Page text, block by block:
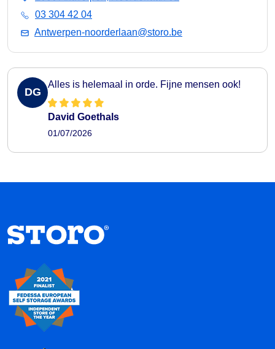
03 304 42 04
Antwerpen-noorderlaan@storo.be
DG
Alles is helemaal in orde. Fijne mensen ook!
David Goethals
01/07/2026